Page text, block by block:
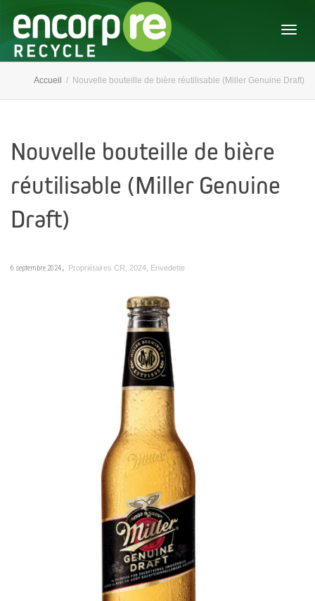
Accueil Nouvelle bouteille de bière réutilisable (Miller Genuine Draft)
Nouvelle bouteille de bière
réutilisable (Miller Genuine
Draft)
6 septembre 2024, Propriétaires CR 2024 Envedette